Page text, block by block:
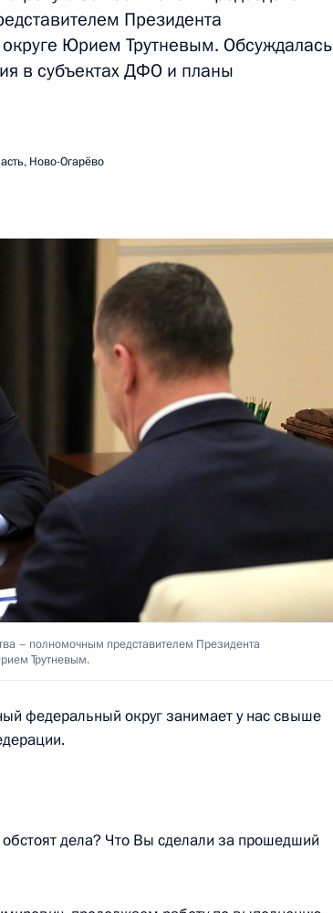
материалы
пожарами в регионах
Козловым
Госсовета
Президента
Юрием Трутневым. Обсуждалась
в субъектах ДФО и планы
Ново-Огарёво
– полномочным представителем Президента
Трутневым.
федеральный округ занимает у нас свыше
дела? Что Вы сделали за прошедший